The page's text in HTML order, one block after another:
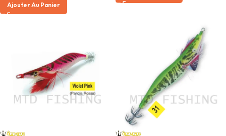
Ajouter Au Panier